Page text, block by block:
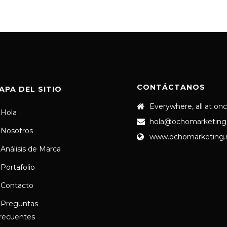
DEL SITIO
Hola
Nosotros
Análisis de Marca
Portafolio
Contacto
Preguntas
CONTÁCTANOS
Everywhere, all at